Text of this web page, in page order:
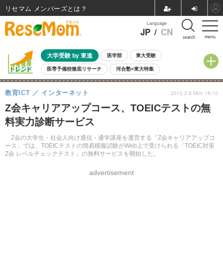
menu
Language
JP / CN search
大学受験 by 東進 医学部 東大受験
医専予備校徹底リサーチ 河合塾×東大特集
親子で考える大学選び 高校受験 中学受験 小学校受験
共通テスト 夏休み 8月開催学校説明会・相談会
8月開催イベント・WS 全国公立高校 過去問 人気記事
自由研究教材（小学生向け） 自由研究教材（中学生向け）
Z会キャリアアップコース、TOEICテストの無
料実力診断サービス
Z会の大学生・社会人向け通信・通学講座を運営する「Z会キャリアアップコ
ース」では、TOEICテストの簡易模擬試験がWeb上で受けられる「TOEIC対策
Z会 レベルチェックテスト」の無料サービスを開始した。
教育ICT インターネット
advertisement
2012.2.6 Mon 18:15
リセマム メンバーズ